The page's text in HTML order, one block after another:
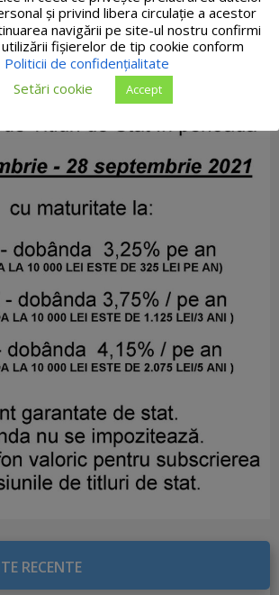
RECENTE
și privind libera circulație a acestor
navigării pe site-ul nostru confirmi
fişierelor de tip cookie conform
Politicii de confidențialitate
Setări cookie
Accept